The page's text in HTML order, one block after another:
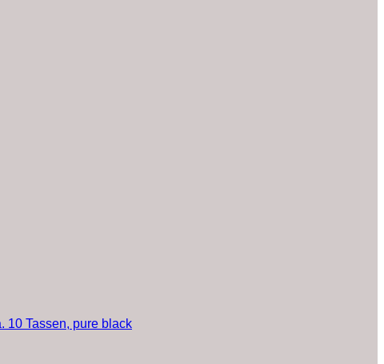
10 Tassen, pure black